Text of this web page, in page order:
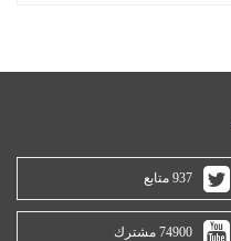
937 متابع
74900 مشترك